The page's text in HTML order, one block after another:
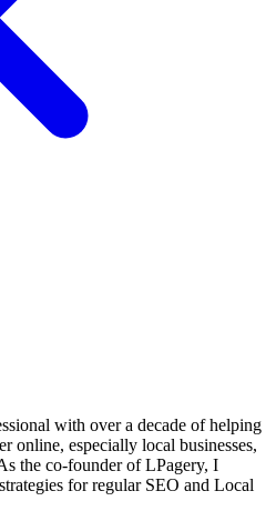
with over a decade of helping
online, especially local businesses,
the co-founder of LPagery, I
for regular SEO and Local